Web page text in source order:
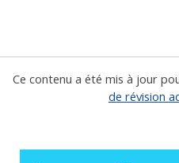
Ce contenu a été mis à jour
de révision